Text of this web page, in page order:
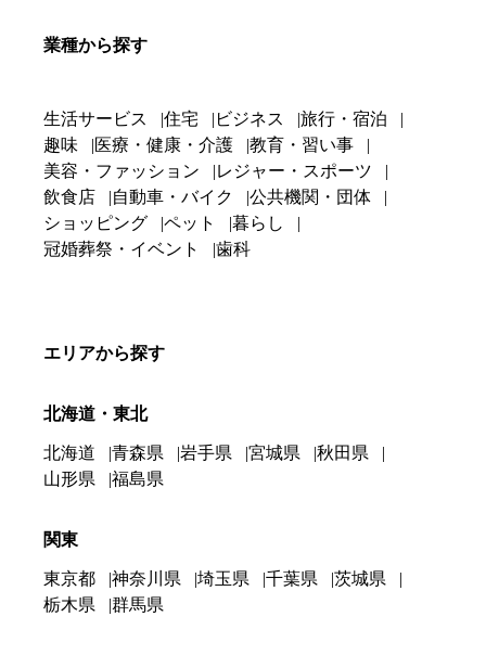
業種から探す
生活サービス 住宅 ビジネス
旅行・宿泊
趣味
医療・健康・介護
教育・習い事
美容・ファッション
レジャー・スポーツ
飲食店
自動車・バイク
公共機関・団体
ショッピング
ペット
暮らし
冠婚葬祭・イベント
歯科
エリアから探す
北海道・東北
北海道 青森県 岩手県 宮城県
秋田県
山形県
福島県
関東
東京都 神奈川県 埼玉県 千葉県
茨城県
栃木県
群馬県